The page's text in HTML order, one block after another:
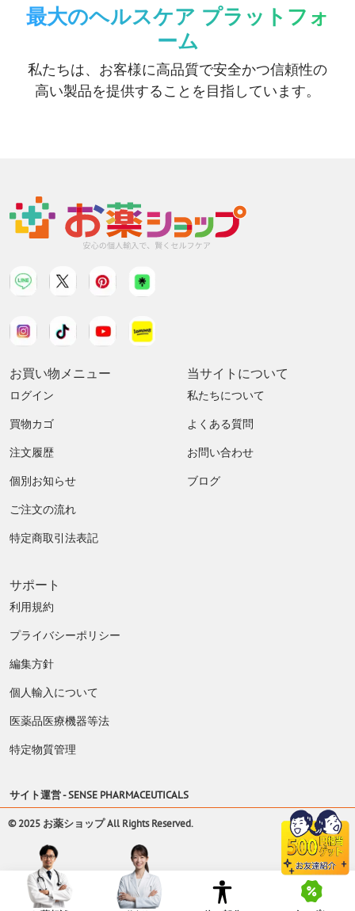
最大のヘルスケア プラットフォ
ーム
私たちは、お客様に高品質で安全かつ信頼性の
高い製品を提供することを目指しています。
お買い物メニュー
ログイン
買物カゴ
注文履歴
個別お知らせ
ご注文の流れ
特定商取引法表記
当サイトについて
私たちについて
よくある質問
お問い合わせ
ブログ
サポート
利用規約
プライバシーポリシー
編集方針
個人輸入について
医薬品医療機器等法
特定物質管理
サイト運営 -SENSE PHARMACEUTICALS
© 2025 お薬ショップ All Rights Reserved.